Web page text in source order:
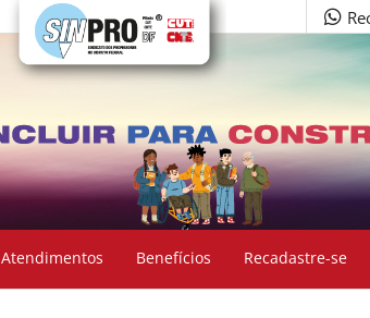
Atendimentos Benefícios Recadastre-se